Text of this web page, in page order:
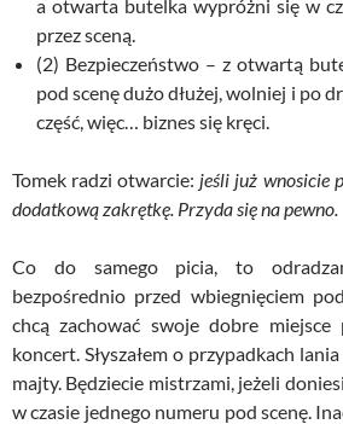
a otwarta butelka wypróżni się w
przez sceną.
(2) Bezpieczeństwo – z otwartą
pod scenę dużo dłużej, wolniej i po
część, więc… biznes się kręci.
Tomek radzi otwarcie: jeśli już wnosicie
dodatkową zakrętkę. Przyda się na pewno.
Co do samego picia, to
bezpośrednio przed wbiegnięciem
chcą zachować swoje dobre miejsce
koncert. Słyszałem o przypadkach
majty. Będziecie mistrzami, jeżeli
w czasie jednego numeru pod scenę.